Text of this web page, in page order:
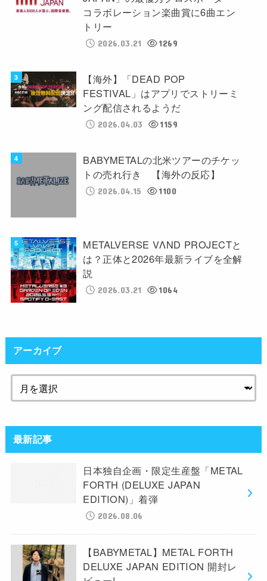
コラボレーション楽曲賞に6曲エン
トリー
2026.03.21 1269
【海外】「DEAD POP
FESTIVAL」はアプリでストリーミ
ング配信されるようだ
2026.04.03 1159
BABYMETALの北米ツアーのチケッ
トの売れ行き 【海外の反応】
2026.04.15 1100
METALVERSE VΛND PROJECTと
は？正体と2026年最新ライブを全解
説
2026.03.21 1064
アーカイブ
最新記事
日本独自企画・限定生産盤「METAL
FORTH (DELUXE JAPAN
EDITION)」着弾
2026.08.06
【BABYMETAL】METAL FORTH
DELUXE JAPAN EDITION 開封レ